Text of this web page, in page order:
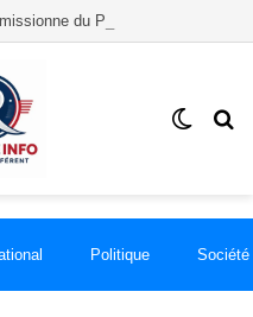
Switch
Politique Société